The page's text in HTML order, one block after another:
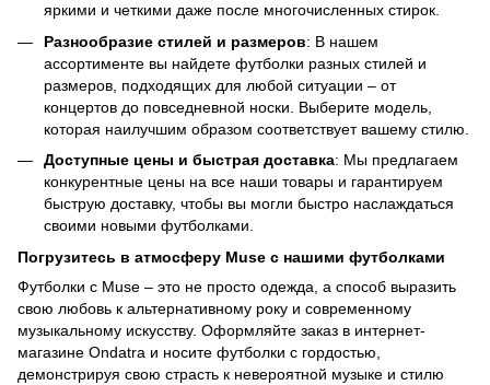
яркими и четкими даже после многочисленных стирок.
Разнообразие стилей и размеров: В нашем
ассортименте вы найдете футболки разных стилей и
размеров, подходящих для любой ситуации – от
концертов до повседневной носки. Выберите модель,
которая наилучшим образом соответствует вашему стилю.
Доступные цены и быстрая доставка: Мы предлагаем
конкурентные цены на все наши товары и гарантируем
быструю доставку, чтобы вы могли быстро наслаждаться
своими новыми футболками.
Погрузитесь в атмосферу Muse с нашими футболками
Футболки с Muse – это не просто одежда, а способ выразить
свою любовь к альтернативному року и современному
музыкальному искусству. Оформляйте заказ в интернет-
магазине Ondatra и носите футболки с гордостью,
демонстрируя свою страсть к невероятной музыке и стилю